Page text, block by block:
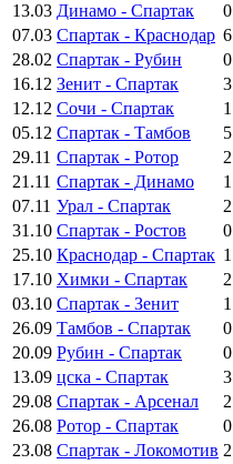
13.03 Динамо - Спартак
07.03 Спартак - Краснодар
28.02 Спартак - Рубин
16.12 Зенит - Спартак
12.12 Сочи - Спартак
05.12 Спартак - Тамбов
29.11 Спартак - Ротор
21.11 Спартак - Динамо
07.11 Урал - Спартак
31.10 Спартак - Ростов
25.10 Краснодар - Спартак
17.10 Химки - Спартак
03.10 Спартак - Зенит
26.09 Тамбов - Спартак
20.09 Рубин - Спартак
13.09 цска - Спартак
29.08 Спартак - Арсенал
26.08 Ротор - Спартак
23.08 Спартак - Локомотив